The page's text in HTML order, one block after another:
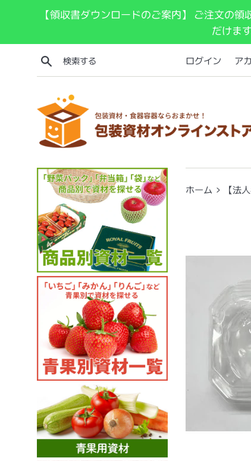
【領収書ダウンロードのご案内】 ご注文の
だけま
検索する
ログイン ア
ホーム › 【法